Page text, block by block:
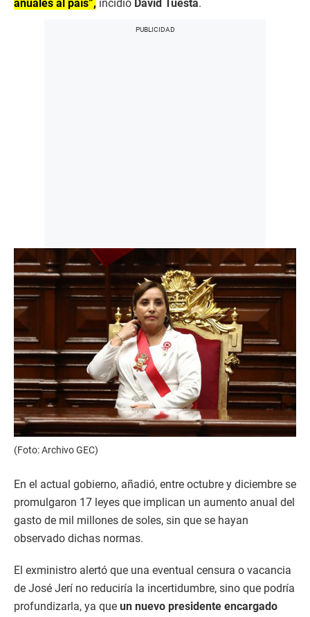
anuales al país”, incidió David Tuesta.
(Foto: Archivo GEC)
En el actual gobierno, añadió, entre octubre y diciembre se
promulgaron 17 leyes que implican un aumento anual del
gasto de mil millones de soles, sin que se hayan
observado dichas normas.
El exministro alertó que una eventual censura o vacancia
de José Jerí no reduciría la incertidumbre, sino que podría
profundizarla, ya que un nuevo presidente encargado